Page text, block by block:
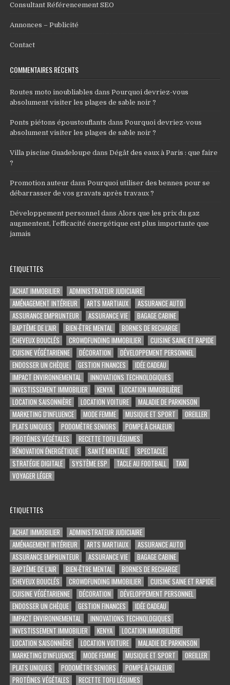
Consultant Référencement SEO
Annonces – Publicité
Contact
COMMENTAIRES RÉCENTS
Routes moto inoubliables dansPourquoi devriez-vous
absolument visiter les plages de sable noir ?
Ponts piétons époustouflants dansPourquoi devriez-vous
absolument visiter les plages de sable noir ?
Villa piscine Guadeloupe dansDégât des eaux à Paris : que faire
?
Promotion auteur dansPourquoi utiliser des bennes pour se
débarrasser de vos gravats après travaux ?
Développement personnel dans Alors que les prix du gaz
augmentent, l’efficacité énergétique est plus importante que
jamais
ÉTIQUETTES
ACHAT IMMOBILIER
ADMINISTRATEUR JUDICIAIRE
AMÉNAGEMENT INTÉRIEUR
ARTS MARTIAUX
ASSURANCE AUTO
ASSURANCE EMPRUNTEUR
ASSURANCE VIE
BAGAGE CABINE
BAPTÊME DE L'AIR
BIEN-ÊTRE MENTAL
BORNES DE RECHARGE
CHEVEUX BOUCLÉS
CROWDFUNDING IMMOBILIER
CUISINE SAINE ET RAPIDE
CUISINE VÉGÉTARIENNE
DÉCORATION
DÉVELOPPEMENT PERSONNEL
ENDOSSER UN CHÈQUE
GESTION FINANCES
IDÉE CADEAU
IMPACT ENVIRONNEMENTAL
INNOVATIONS TECHNOLOGIQUES
INVESTISSEMENT IMMOBILIER
KENYA
LOCATION IMMOBILIÈRE
LOCATION SAISONNIÈRE
LOCATION VOITURE
MALADIE DE PARKINSON
MARKETING D'INFLUENCE
MODE FEMME MUSIQUE ET SPORT
OREILLER
PLATS UNIQUES
PODOMÈTRE SENIORS
POMPE À CHALEUR
PROTÉINES VÉGÉTALES
RECETTE TOFU LÉGUMES
RÉNOVATION ÉNERGÉTIQUE
SANTÉ MENTALE
SPECTACLE
STRATÉGIE DIGITALE
SYSTÈME ESP TACLE AU FOOTBALL
TAXI
VOYAGER LÉGER
ÉTIQUETTES
ACHAT IMMOBILIER
ADMINISTRATEUR JUDICIAIRE
AMÉNAGEMENT INTÉRIEUR
ARTS MARTIAUX
ASSURANCE AUTO
ASSURANCE EMPRUNTEUR
ASSURANCE VIE
BAGAGE CABINE
BAPTÊME DE L'AIR
BIEN-ÊTRE MENTAL
BORNES DE RECHARGE
CHEVEUX BOUCLÉS
CROWDFUNDING IMMOBILIER
CUISINE SAINE ET RAPIDE
CUISINE VÉGÉTARIENNE
DÉCORATION
DÉVELOPPEMENT PERSONNEL
ENDOSSER UN CHÈQUE
GESTION FINANCES
IDÉE CADEAU
IMPACT ENVIRONNEMENTAL
INNOVATIONS TECHNOLOGIQUES
INVESTISSEMENT IMMOBILIER
KENYA
LOCATION IMMOBILIÈRE
LOCATION SAISONNIÈRE
LOCATION VOITURE
MALADIE DE PARKINSON
MARKETING D'INFLUENCE
MODE FEMME MUSIQUE ET SPORT
OREILLER
PLATS UNIQUES
PODOMÈTRE SENIORS
POMPE À CHALEUR
PROTÉINES VÉGÉTALES
RECETTE TOFU LÉGUMES